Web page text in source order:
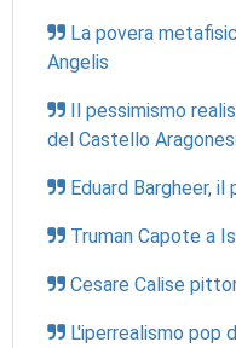
La povera
Angelis
Il pessimismo
del Castello
Eduard Bargheer,
Truman Capote a
Cesare Calise
L'iperrealismo pop